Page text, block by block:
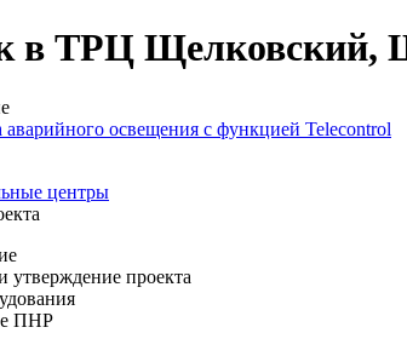
в ТРЦ Щелковский,
аварийного освещения с функцией Telecontrol
центры
утверждение проекта
ПНР